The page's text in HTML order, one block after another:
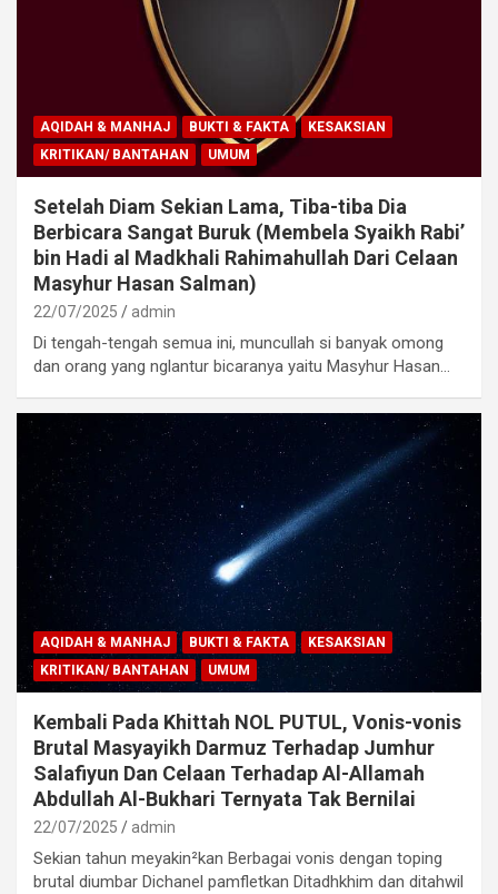
AQIDAH & MANHAJ BUKTI & FAKTA
KESAKSIAN
KRITIKAN/ BANTAHAN
UMUM
Setelah Diam Sekian Lama, Tiba-tiba Dia
Berbicara Sangat Buruk (Membela Syaikh Rabi’
bin Hadi al Madkhali Rahimahullah Dari Celaan
Masyhur Hasan Salman)
22/07/2025 admin
Di tengah-tengah semua ini, muncullah si banyak omong
dan orang yang nglantur bicaranya yaitu Masyhur Hasan…
AQIDAH & MANHAJ BUKTI & FAKTA
KESAKSIAN
KRITIKAN/ BANTAHAN
UMUM
Kembali Pada Khittah NOL PUTUL, Vonis-vonis
Brutal Masyayikh Darmuz Terhadap Jumhur
Salafiyun Dan Celaan Terhadap Al-Allamah
Abdullah Al-Bukhari Ternyata Tak Bernilai
22/07/2025 admin
Sekian tahun meyakin²kan Berbagai vonis dengan toping
brutal diumbar Dichanel pamfletkan Ditadhkhim dan ditahwil